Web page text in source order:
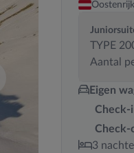
wijzigen.
de verschillende
TYPE
Aantal
Eigen
Check-
Check-
3